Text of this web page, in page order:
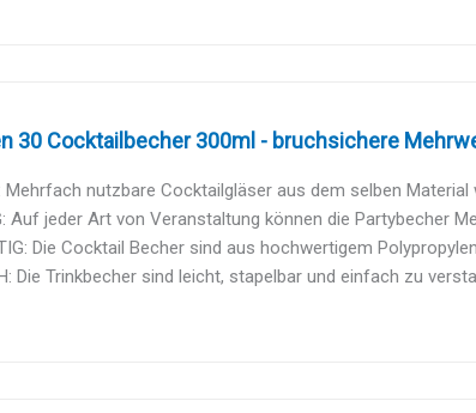
30 Cocktailbecher 300ml - bruchsichere
Mehrfach nutzbare Cocktailgläser aus dem selben Material
Auf jeder Art von Veranstaltung können die Partybecher
Die Cocktail Becher sind aus hochwertigem
Die Trinkbecher sind leicht, stapelbar und einfach zu